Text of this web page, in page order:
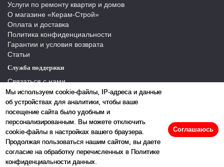
Мы используем cookie-файлы, IP-адреса и данные
об устройствах для аналитики, чтобы ваше
посещение сайта было удобным и
персонализированным. Вы можете отключить
cookie-файлы в настройках вашего браузера.
Продолжая пользоваться нашим сайтом, вы даете
согласие на обработку перечисленных в Политике
конфиденциальности данных.
Соглашаюсь
Услуги по ремонту квартир и домов
О магазине «Керам-Строй»
Оплата и доставка
Политика конфиденциальности
Гарантии и условия возврата
Статьи
Служба поддержки
Связаться с нами
Отзывы
Производители
Карта сайта
2026 © «Керамстрой»